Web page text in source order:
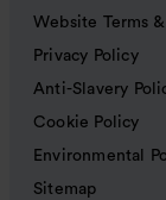
Website Terms
Privacy Policy
Anti-Slavery
Cookie Policy
Environmental
Sitemap